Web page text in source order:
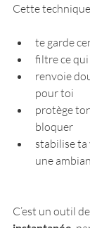
Cette
te garde
filtre ce
renvoie
pour toi
protège
bloquer
stabilise
une
C’est un outil de